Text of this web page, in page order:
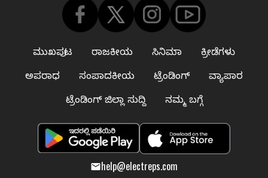
ಮುಖಪುಟ ರಾಜಕೀಯ ಸಿನಿಮಾ
ಕ್ರೀಡೆಗಳು
ಅಪರಾಧ
ಸಂಪಾದಕೀಯ ಟ್ರೆಂಡಿಂಗ್
ವ್ಯಾಪಾರ
ಟ್ರೆಂಡಿಂಗ್ ಜಿಲ್ಲಾ ಸುದ್ದಿ
ನಮ್ಮ ಬಗ್ಗೆ
help@electreps.com